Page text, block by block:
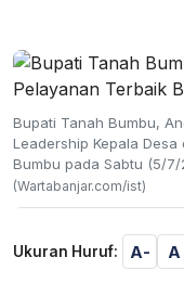
Bupati Tanah Bumbu,
Leadership Kepala
Bumbu pada Sabtu (5/
(Wartabanjar.com/ist)
Ukuran Huruf: A- A